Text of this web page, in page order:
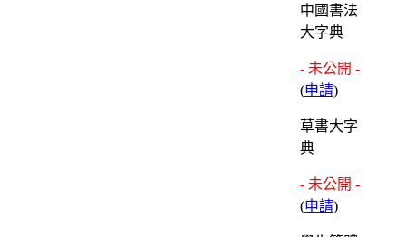
中國書法
大字典
- 未公開 -
(申請)
草書大字
典
- 未公開 -
(申請)